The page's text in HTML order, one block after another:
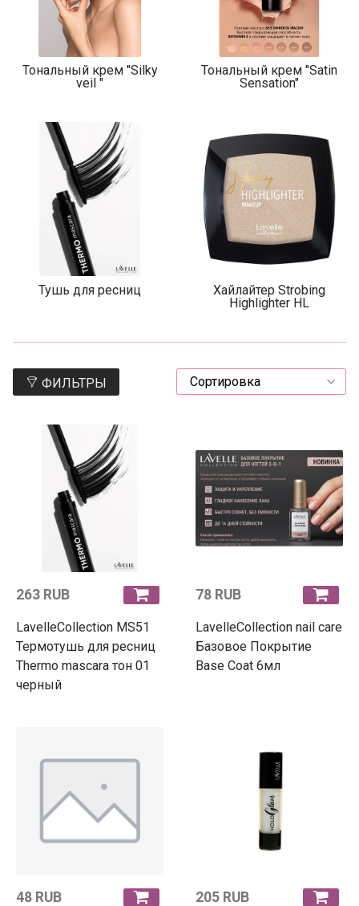
Тональный крем "Silky
veil "
Тональный крем "Satin
Sensation"
Тушь для ресниц
Хайлайтер Strobing
Highlighter HL
ФИЛЬТРЫ
263 RUB
LavelleCollection MS51
Термотушь для ресниц
Thermo mascara тон 01
черный
78 RUB
LavelleCollection nail care
Базовое Покрытие
Base Coat 6мл
48 RUB 205 RUB